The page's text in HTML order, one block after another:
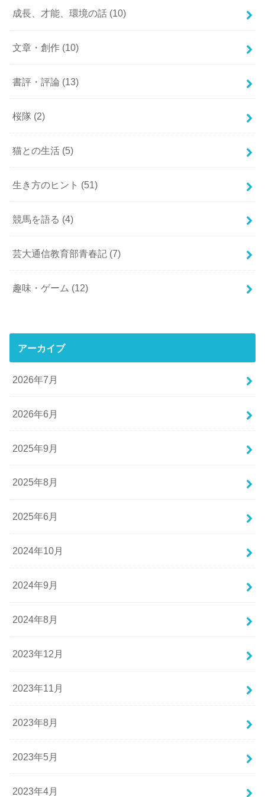
成長、才能、環境の話 (10)
文章・創作 (10)
書評・評論 (13)
桜隊 (2)
猫との生活 (5)
生き方のヒント (51)
競馬を語る (4)
芸大通信教育部青春記 (7)
趣味・ゲーム (12)
アーカイブ
2026年7月
2026年6月
2025年9月
2025年8月
2025年6月
2024年10月
2024年9月
2024年8月
2023年12月
2023年11月
2023年8月
2023年5月
2023年4月